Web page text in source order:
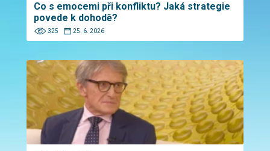
Co s emocemi při konfliktu? Jaká strategie
povede k dohodě?
325 25. 6. 2026